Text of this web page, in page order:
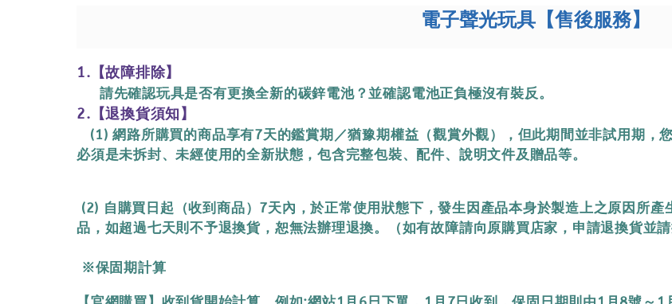
電子聲光玩具 【售後服務】
1.【故障排除】
請先確認玩具是否有更換全新的碳鋅電池？並確認電池正負極沒有裝反。
2.【退換貨須知】
(1) 網路所購買的商品享有7天的鑑賞期／猶豫期權益（觀賞外觀），但此期間並非試用期，
必須是未拆封、未經使用的全新狀態，包含完整包裝、配件、說明文件及贈品等。
(2) 自購買日起（收到商品）7天內，於正常使用狀態下，發生因產品本身於製造上之原因所
品，如超過七天則不予退換貨，恕無法辦理退換。（如有故障請向原購買店家，申請退換貨並
※保固期計算